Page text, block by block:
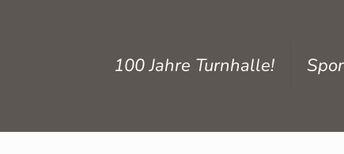
100 Jahre Turnhalle!